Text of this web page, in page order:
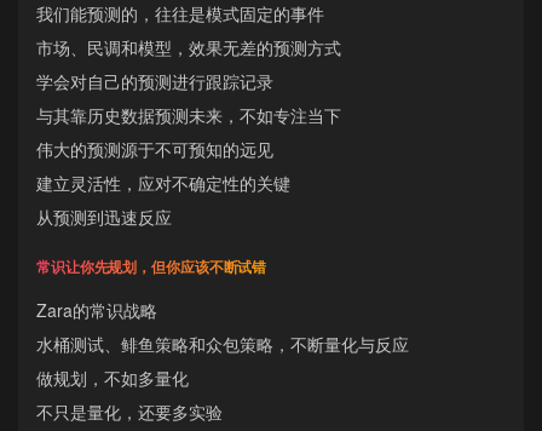
我们能预测的，往往是模式固定的事件
市场、民调和模型，效果无差的预测方式
学会对自己的预测进行跟踪记录
与其靠历史数据预测未来，不如专注当下
伟大的预测源于不可预知的远见
建立灵活性，应对不确定性的关键
从预测到迅速反应
常识让你先规划，但你应该不断试错
Zara的常识战略
水桶测试、鲱鱼策略和众包策略，不断量化与反应
做规划，不如多量化
不只是量化，还要多实验